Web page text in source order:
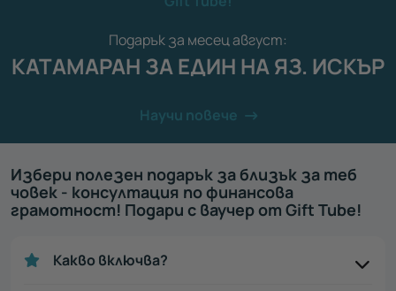
Подарък за месец август:
КАТАМАРАН ЗА ЕДИН НА ЯЗ. ИСКЪР
Научи повече
Избери полезен подарък за близък за теб
човек - консултация по финансова
грамотност! Подари с ваучер от Gift Tube!
Какво включва?